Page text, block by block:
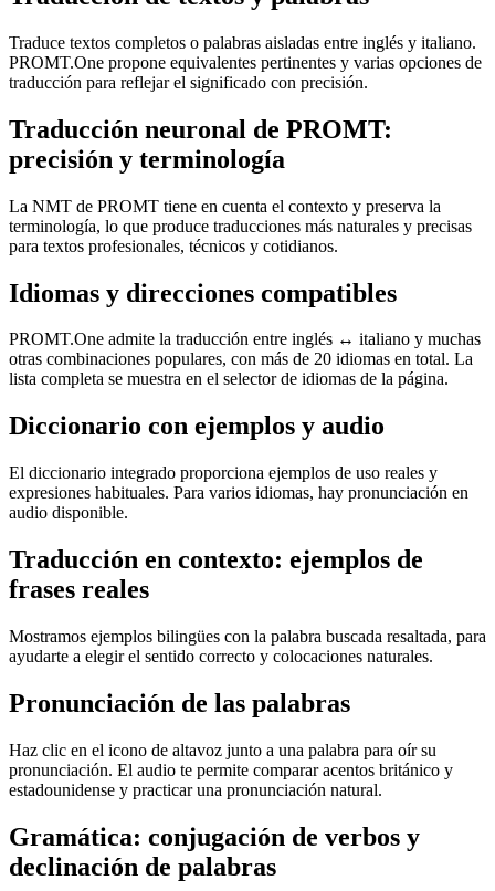
Traduce textos completos o palabras aisladas entre inglés y italiano.
PROMT.One propone equivalentes pertinentes y varias opciones de
traducción para reflejar el significado con precisión.
Traducción neuronal de PROMT:
precisión y terminología
La NMT de PROMT tiene en cuenta el contexto y preserva la
terminología, lo que produce traducciones más naturales y precisas
para textos profesionales, técnicos y cotidianos.
Idiomas y direcciones compatibles
PROMT.One admite la traducción entre inglés ↔ italiano y muchas
otras combinaciones populares, con más de 20 idiomas en total. La
lista completa se muestra en el selector de idiomas de la página.
Diccionario con ejemplos y audio
El diccionario integrado proporciona ejemplos de uso reales y
expresiones habituales. Para varios idiomas, hay pronunciación en
audio disponible.
Traducción en contexto: ejemplos de
frases reales
Mostramos ejemplos bilingües con la palabra buscada resaltada, para
ayudarte a elegir el sentido correcto y colocaciones naturales.
Pronunciación de las palabras
Haz clic en el icono de altavoz junto a una palabra para oír su
pronunciación. El audio te permite comparar acentos británico y
estadounidense y practicar una pronunciación natural.
Gramática: conjugación de verbos y
declinación de palabras